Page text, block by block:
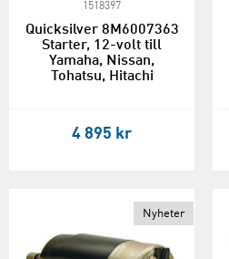
1518397
Quicksilver 8M6007363
Starter, 12-volt till
Yamaha, Nissan,
Tohatsu, Hitachi
4 895 kr
Nyheter